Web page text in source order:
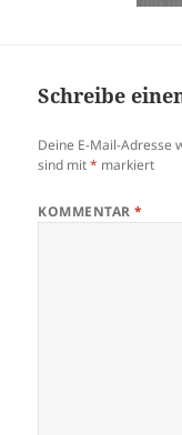
Schreibe
Deine E-Mail-Adresse
sind mit* markiert
KOMMENTAR*